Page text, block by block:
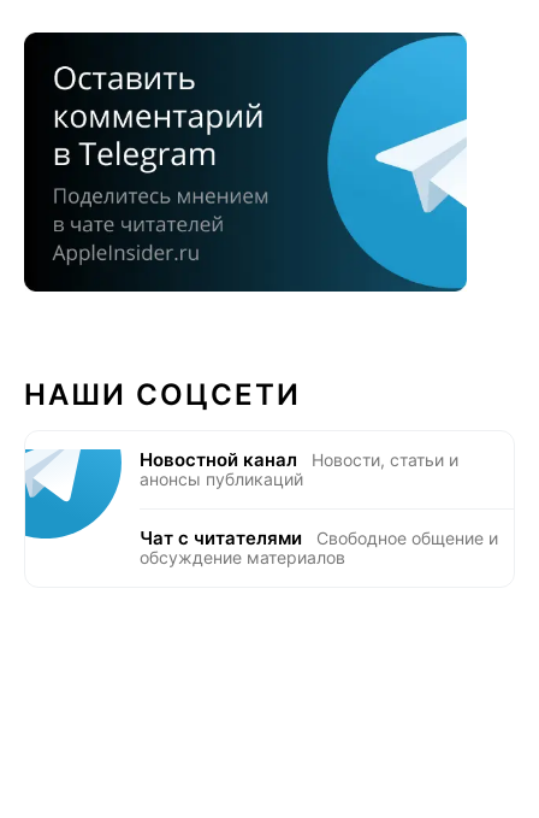
НАШИ СОЦСЕТИ
Новостной канал
Новости, статьи и
анонсы публикаций
Чат с читателями
Свободное общение и
обсуждение материалов